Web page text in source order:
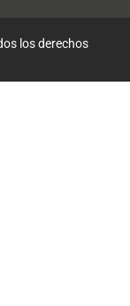
los derechos